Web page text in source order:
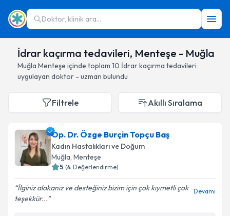
Doktor, klinik ara...
İdrar kaçırma tedavileri, Menteşe - Muğla
Muğla Menteşe içinde toplam 10 İdrar kaçırma tedavileri
uygulayan doktor - uzman bulundu
Filtrele Akıllı Sıralama
Op. Dr. Özge Burçin Topçu Baş
Kadın Hastalıkları ve Doğum
Muğla, Menteşe
5 (4 Değerlendirme)
İlginiz alakanız ve desteğiniz bizim için çok kıymetli çok
teşekkür...
Devamı